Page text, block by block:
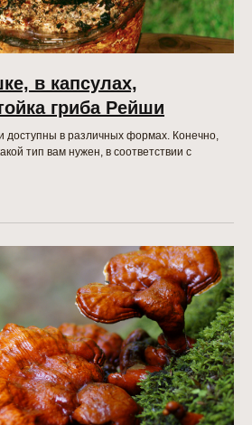
в капсулах,
гриба Рейши
доступны в различных формах. Конечно,
тип вам нужен, в соответствии с